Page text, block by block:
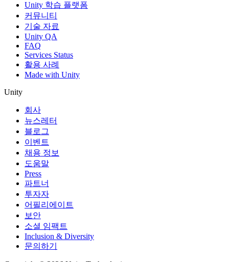
Unity 학습 플랫폼
커뮤니티
기술 자료
Unity QA
FAQ
Services Status
활용 사례
Made with Unity
Unity
회사
뉴스레터
블로그
이벤트
채용 정보
도움말
Press
파트너
투자자
어필리에이트
보안
소셜 임팩트
Inclusion & Diversity
문의하기